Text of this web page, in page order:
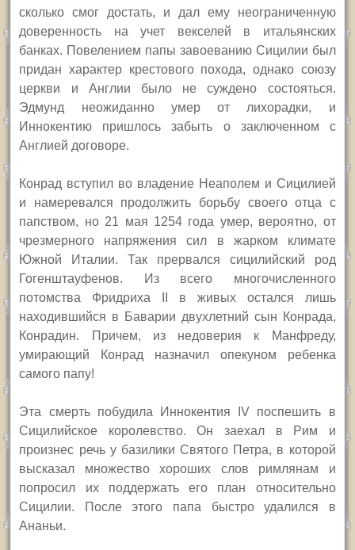
сколько смог достать, и дал ему неограниченную
доверенность на учет векселей в итальянских
банках. Повелением папы завоеванию Сицилии был
придан характер крестового похода, однако союзу
церкви и Англии было не суждено состояться.
Эдмунд неожиданно умер от лихорадки, и
Иннокентию пришлось забыть о заключенном с
Англией договоре.
Конрад вступил во владение Неаполем и Сицилией
и намеревался продолжить борьбу своего отца с
папством, но 21 мая 1254 года умер, вероятно, от
чрезмерного напряжения сил в жарком климате
Южной Италии. Так прервался сицилийский род
Гогенштауфенов. Из всего многочисленного
потомства Фридриха
в живых остался лишь
находившийся в Баварии двухлетний сын Конрада,
Конрадин. Причем, из недоверия к Манфреду,
умирающий Конрад назначил опекуном ребенка
самого папу!
Эта смерть побудила Иннокентия IV поспешить в
Сицилийское королевство.Он заехал в Рим и
произнес речь у базилики Святого Петра, в которой
высказал множество хороших слов римлянам и
попросил их поддержать его план относительно
Сицилии. После этого папа быстро удалился в
Ананьи.